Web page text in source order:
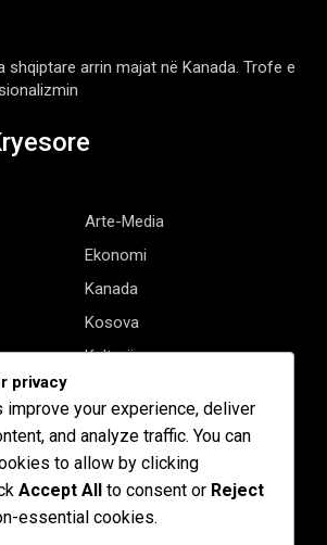
shqiptare arrin majat në Kanada. Trofe e
Arte-Media
Ekonomi
Kanada
Kosova
Kulturë
Shqipëria
Stil Jete
privacy
improve your experience, deliver
and analyze traffic. You can
to allow by clicking
Accept All to consent or Reject
essential cookies.